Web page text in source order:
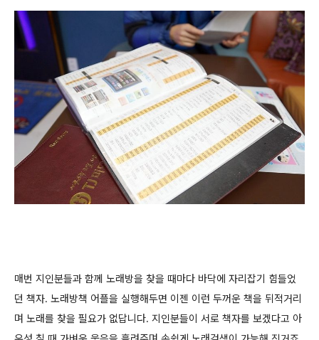
매번 지인분들과 함께 노래방을 찾을 때마다 바닥에 자리잡기 힘들었
던 책자. 노래방책 어플을 실행해두면 이젠 이런 두꺼운 책을 뒤적거리
며 노래를 찾을 필요가 없답니다. 지인분들이 서로 책자를 보겠다고 아